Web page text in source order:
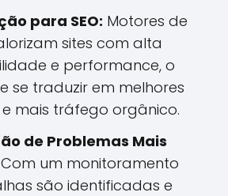
para SEO: Motores de
sites com alta
e performance, o
se traduzir em melhores
e mais tráfego orgânico.
de Problemas Mais
Com um monitoramento
são identificadas e